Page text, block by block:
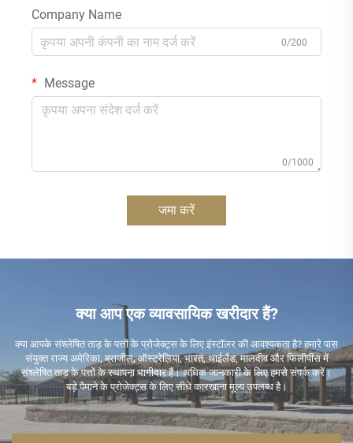
Company Name
0/200
Message
0/1000
जमा करें
क्या आप एक व्यावसायिक खरीदार हैं?
क्या आपके संश्लेषित ताड़ के पत्तों के प्रोजेक्ट्स के लिए इंस्टॉलर की आवश्यकता है? हमारे पास
संयुक्त राज्य अमेरिका, ब्राजील, ऑस्ट्रेलिया, भारत, थाईलैंड, मालदीव और फिलीपींस में
संश्लेषित ताड़ के पत्तों के स्थापना भागीदार हैं। अधिक जानकारी के लिए हमसे संपर्क करें।
बड़े पैमाने के प्रोजेक्ट्स के लिए सीधे कारखाना मूल्य उपलब्ध है।